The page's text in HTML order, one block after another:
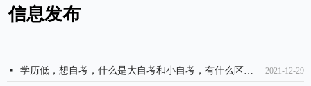
2021-12-29
넷 学历低，想自考，什么是大自考和小自考，有什么区别？
信息发布